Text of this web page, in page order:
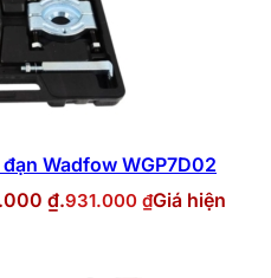
Wadfow WGP7D02
₫.931.000 ₫Giá hiện